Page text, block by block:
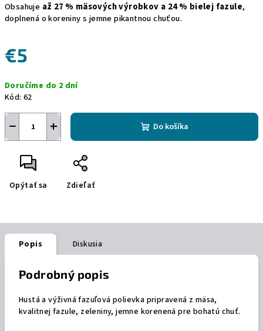
Obsahuje až 27 % mäsových výrobkov a 24 % bielej fazule,
doplnená o koreniny s jemne pikantnou chuťou.
€5
cena:
Doručíme do 2 dní
Kód: 62
+
− Do košíka
Opýtať sa Zdieľať
Popis Diskusia
Podrobný popis
Hustá a výživná fazuľová polievka pripravená z mäsa,
kvalitnej fazule, zeleniny, jemne korenená pre bohatú chuť.